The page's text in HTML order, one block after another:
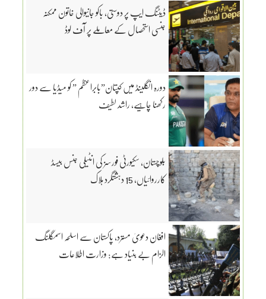
ڈیٹنگ ایپ پر دوستی، باکو جانیوالی خاتون ممکنہ
جنسی استحصال کے معاملے پر آف لوڈ
دورہ انگلینڈ میں کپتان”بابراعظم ” کو میڈیا سے دور
رکھنا چاہیے، راشد لطیف
بلوچستان، سکیورٹی فورسز کی انٹیلی جنس بیسڈ
کارروائیاں، 15 دہشتگرد ہلاک
افغان دعویٰ مسترد، پاکستان سے اسلحہ اسمگلنگ
الزام بے بنیاد ہے: وزارت اطلاعات